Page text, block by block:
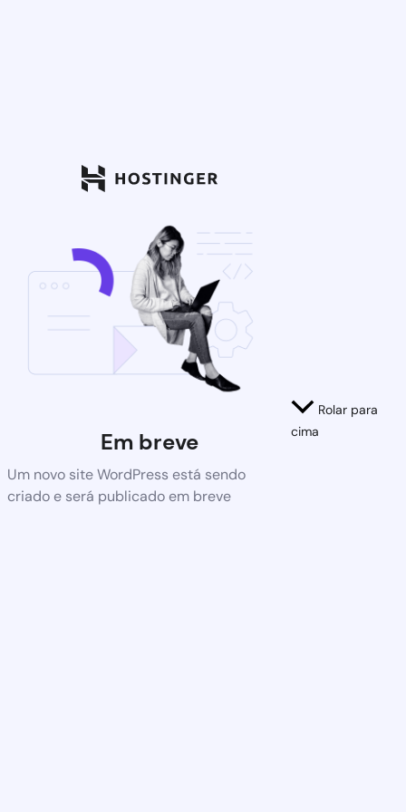
Em breve
Um novo site WordPress está sendo
criado e será publicado em breve
Rolar para
cima